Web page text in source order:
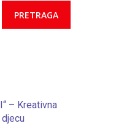
– Kreativna